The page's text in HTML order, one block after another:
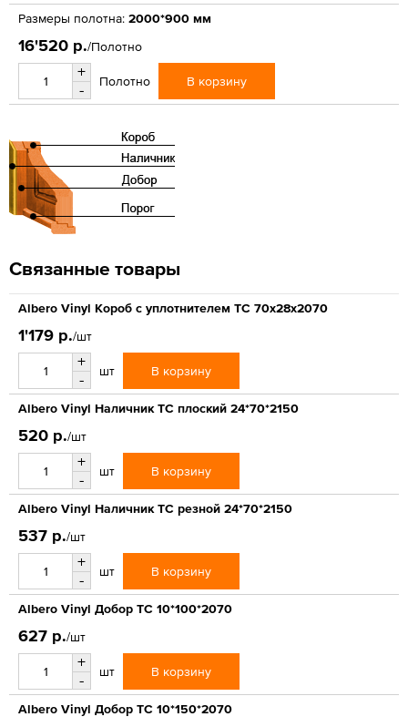
Размеры полотна: 2000*900 мм
16'520 р./Полотно
+
-
Полотно В корзину
Связанные товары
Albero Vinyl Короб с уплотнителем ТС 70х28х2070
1'179 р./шт
+
-
шт В корзину
Albero Vinyl Наличник ТС плоский 24*70*2150
520 р./шт
+
-
шт В корзину
Albero Vinyl Наличник ТС резной 24*70*2150
537 р./шт
+
-
шт В корзину
Albero Vinyl Добор ТС 10*100*2070
627 р./шт
+
-
шт В корзину
Albero Vinyl Добор ТС 10*150*2070